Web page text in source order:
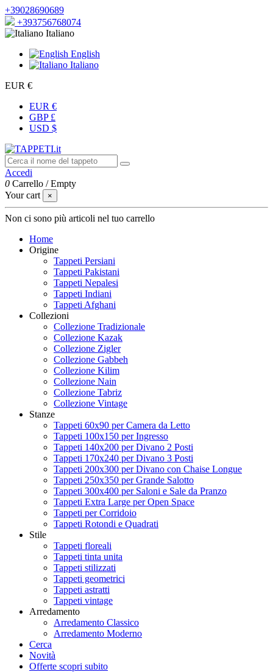
+39028690689
+393756768074
Italiano
English
Italiano
EUR €
EUR €
GBP £
USD $
Accedi
0 Carrello /Empty
Your cart
×
Non ci sono più articoli nel tuo carrello
Home
Origine
Tappeti Persiani
Tappeti Pakistani
Tappeti Nepalesi
Tappeti Indiani
Tappeti Afghani
Collezioni
Collezione Tradizionale
Collezione Kazak
Collezione Zigler
Collezione Gabbeh
Collezione Kilim
Collezione Nain
Collezione Tabriz
Collezione Vintage
Stanze
Tappeti 60x90 per Camera da Letto
Tappeti 100x150 per Ingresso
Tappeti 140x200 per Divano 2 Posti
Tappeti 170x240 per Divano 3 Posti
Tappeti 200x300 per Divano con Chaise Longue
Tappeti 250x350 per Grande Salotto
Tappeti 300x400 per Saloni e Sale da Pranzo
Tappeti Extra Large per Open Space
Tappeti per Corridoio
Tappeti Rotondi e Quadrati
Stile
Tappeti floreali
Tappeti tinta unita
Tappeti stilizzati
Tappeti geometrici
Tappeti astratti
Tappeti vintage
Arredamento
Arredamento Classico
Arredamento Moderno
Cerca
Novità
Offerte scopri subito